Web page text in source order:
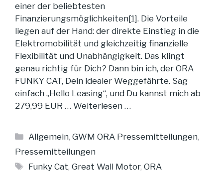
einer der beliebtesten
Finanzierungsmöglichkeiten[1]. Die Vorteile
liegen auf der Hand: der direkte Einstieg in die
Elektromobilität und gleichzeitig finanzielle
Flexibilität und Unabhängigkeit. Das klingt
genau richtig für Dich? Dann bin ich, der ORA
FUNKY CAT, Dein idealer Weggefährte. Sag
einfach „Hello Leasing“, und Du kannst mich ab
279,99 EUR … Weiterlesen …
Kategorien
Allgemein,GWM ORA Pressemitteilungen,
Pressemitteilungen
Schlagwörter
Funky Cat,Great Wall Motor,ORA